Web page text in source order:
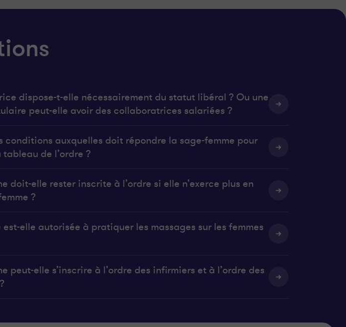
dispose-t-elle nécessairement du statut libéral ? Ou une
peut-elle avoir des collaboratrices salariées ?
conditions auxquelles doit répondre la sage-femme pour
de l’ordre ?
doit-elle rester inscrite à l’ordre si elle n’exerce plus en
?
est-elle autorisée à pratiquer les massages sur les femmes
peut-elle s’inscrire à l’ordre des infirmiers et à l’ordre des